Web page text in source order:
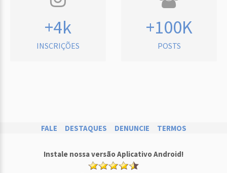
+4k
INSCRIÇÕES
+100K
POSTS
FALE DESTAQUES DENUNCIE TERMOS
Instale nossa versão Aplicativo Android!